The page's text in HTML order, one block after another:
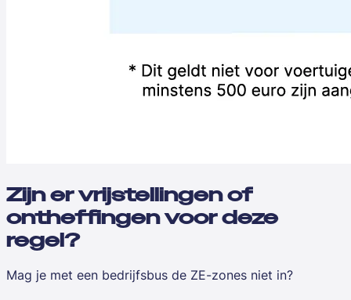
Zijn er vrijstellingen of
ontheffingen voor deze
regel?
Mag je met een bedrijfsbus de ZE-zones niet in?